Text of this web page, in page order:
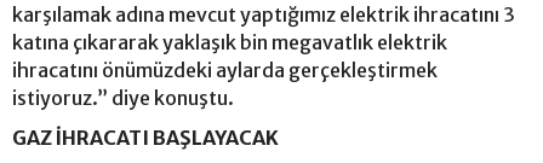
karşılamak adına mevcut yaptığımız elektrik ihracatını 3
katına çıkararak yaklaşık bin megavatlık elektrik
ihracatını önümüzdeki aylarda gerçekleştirmek
istiyoruz.” diye konuştu.
GAZ İHRACATI BAŞLAYACAK